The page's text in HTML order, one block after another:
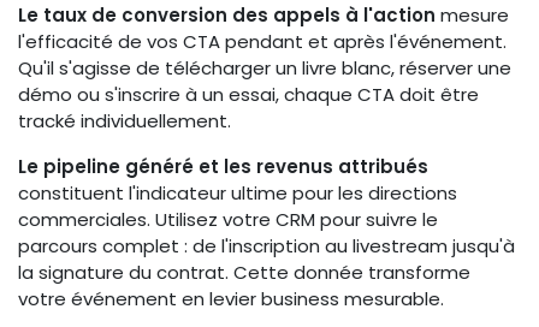
Le taux de conversion des appels à l'action mesure
l'efficacité de vos CTA pendant et après l'événement.
Qu'il s'agisse de télécharger un livre blanc, réserver une
démo ou s'inscrire à un essai, chaque CTA doit être
tracké individuellement.
Le pipeline généré et les revenus attribués
constituent l'indicateur ultime pour les directions
commerciales. Utilisez votre CRM pour suivre le
parcours complet : de l'inscription au livestream jusqu'à
la signature du contrat. Cette donnée transforme
votre événement en levier business mesurable.